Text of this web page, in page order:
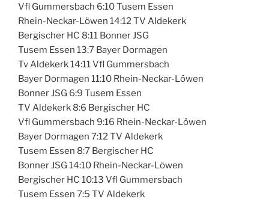
Vfl Gummersbach 6:10 Tusem Essen
Rhein-Neckar-Löwen 14:12 TV Aldekerk
Bergischer HC 8:11 Bonner JSG
Tusem Essen 13:7 Bayer Dormagen
Tv Aldekerk 14:11 Vfl Gummersbach
Bayer Dormagen 11:10 Rhein-Neckar-Löwen
Bonner JSG 6:9 Tusem Essen
TV Aldekerk 8:6 Bergischer HC
Vfl Gummersbach 9:16 Rhein-Neckar-Löwen
Bayer Dormagen 7:12 TV Aldekerk
Tusem Essen 8:7 Bergischer HC
Bonner JSG 14:10 Rhein-Neckar-Löwen
Bergischer HC 10:13 Vfl Gummersbach
Tusem Essen 7:5 TV Aldekerk